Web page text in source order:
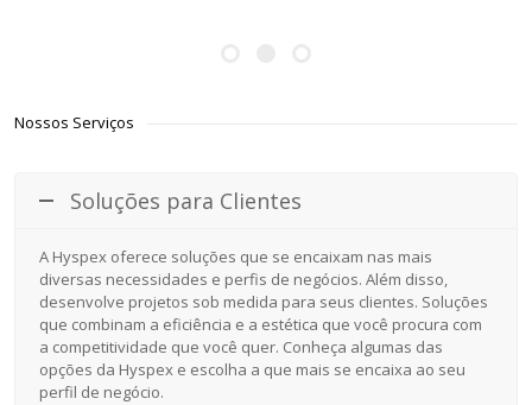
Nossos Serviços
Soluções para Clientes
A Hyspex oferece soluções que se encaixam nas mais
diversas necessidades e perfis de negócios. Além disso,
desenvolve projetos sob medida para seus clientes. Soluções
que combinam a eficiência e a estética que você procura com
a competitividade que você quer. Conheça algumas das
opções da Hyspex e escolha a que mais se encaixa ao seu
perfil de negócio.